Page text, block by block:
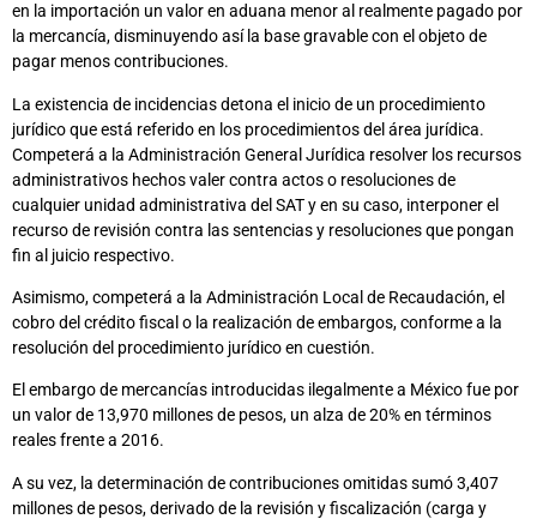
en la importación un valor en aduana menor al realmente pagado por
la mercancía, disminuyendo así la base gravable con el objeto de
pagar menos contribuciones.
La existencia de incidencias detona el inicio de un procedimiento
jurídico que está referido en los procedimientos del área jurídica.
Competerá a la Administración General Jurídica resolver los recursos
administrativos hechos valer contra actos o resoluciones de
cualquier unidad administrativa del SAT y en su caso, interponer el
recurso de revisión contra las sentencias y resoluciones que pongan
fin al juicio respectivo.
Asimismo, competerá a la Administración Local de Recaudación, el
cobro del crédito fiscal o la realización de embargos, conforme a la
resolución del procedimiento jurídico en cuestión.
El embargo de mercancías introducidas ilegalmente a México fue por
un valor de 13,970 millones de pesos, un alza de 20% en términos
reales frente a 2016.
A su vez, la determinación de contribuciones omitidas sumó 3,407
millones de pesos, derivado de la revisión y fiscalización (carga y